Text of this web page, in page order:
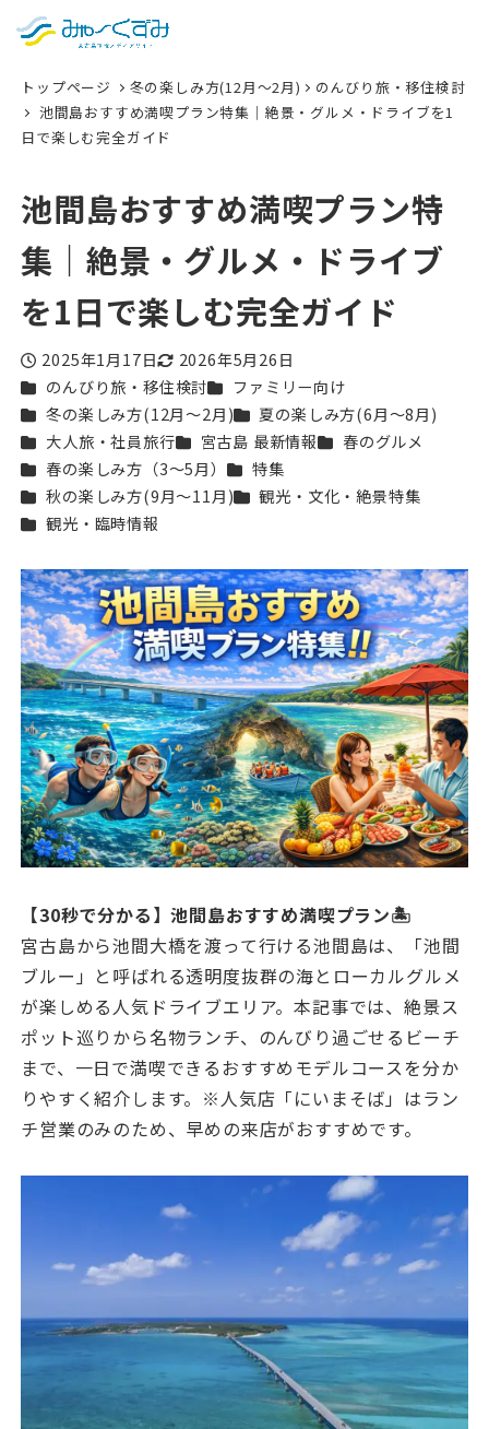
English
検索
トップページ 冬の楽しみ方(12月〜2月)
のんびり旅・移住検討
池間島おすすめ満喫プラン特集｜絶景・グルメ・ドライブを1
日で楽しむ完全ガイド
池間島おすすめ満喫プラン特
集｜絶景・グルメ・ドライブ
を1日で楽しむ完全ガイド
投稿日
2025年1月17日
更新日
2026年5月26日
カテゴリー
のんびり旅・移住検討カテゴリー
ファミリー向け
カテゴリー
冬の楽しみ方(12月〜2月)カテゴリー
夏の楽しみ方(6月〜8月)
カテゴリー
大人旅・社員旅行カテゴリー
宮古島 最新情報カテゴリー
春のグルメ
カテゴリー
春の楽しみ方（3〜5月） カテゴリー
特集
カテゴリー
秋の楽しみ方(9月〜11月)カテゴリー
観光・文化・絶景特集
カテゴリー
観光・臨時情報
【30秒で分かる】池間島おすすめ満喫プラン🏝
宮古島から池間大橋を渡って行ける池間島は、「池間
ブルー」と呼ばれる透明度抜群の海とローカルグルメ
が楽しめる人気ドライブエリア。本記事では、絶景ス
ポット巡りから名物ランチ、のんびり過ごせるビーチ
まで、一日で満喫できるおすすめモデルコースを分か
りやすく紹介します。※人気店「にいまそば」はラン
チ営業のみのため、早めの来店がおすすめです。